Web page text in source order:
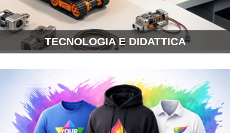
ARREDI
SITI WEB
TECNOLOGIA E DIDATTICA